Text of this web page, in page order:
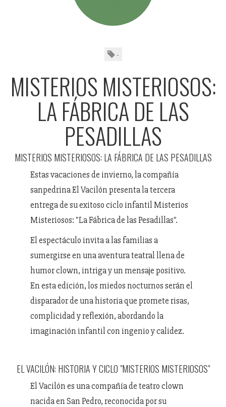
-
MISTERIOS MISTERIOSOS:
LA FÁBRICA DE LAS
PESADILLAS
MISTERIOS MISTERIOSOS: LA FÁBRICA DE LAS PESADILLAS
Estas vacaciones de invierno, la compañía
sanpedrina El Vacilón presenta la tercera
entrega de su exitoso ciclo infantil Misterios
Misteriosos: "La Fábrica de las Pesadillas".
El espectáculo invita a las familias a
sumergirse en una aventura teatral llena de
humor clown, intriga y un mensaje positivo.
En esta edición, los miedos nocturnos serán el
disparador de una historia que promete risas,
complicidad y reflexión, abordando la
imaginación infantil con ingenio y calidez.
EL VACILÓN: HISTORIA Y CICLO "MISTERIOS MISTERIOSOS"
El Vacilón es una compañía de teatro clown
nacida en San Pedro, reconocida por su